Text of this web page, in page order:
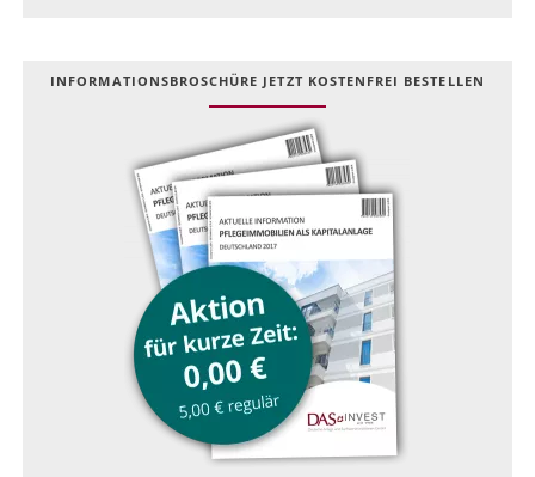
INFOR­MATIONS­BROSCHÜRE JETZT KOSTEN­FREI BESTELLEN